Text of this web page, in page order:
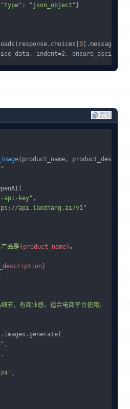
"type" : "json_object" }
0
indent=2, ensure_ascii=
复制
( product_name,
api-key" ,
api.laozhang.ai/v1"
品是
{product_name}。
节，有商业感，适合电商平台使用。
,
,